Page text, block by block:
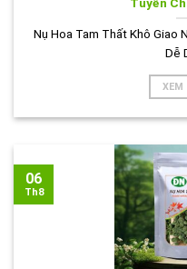
Nụ Hoa Tam Thất Khô Giao
Dễ
XEM
06
Th8